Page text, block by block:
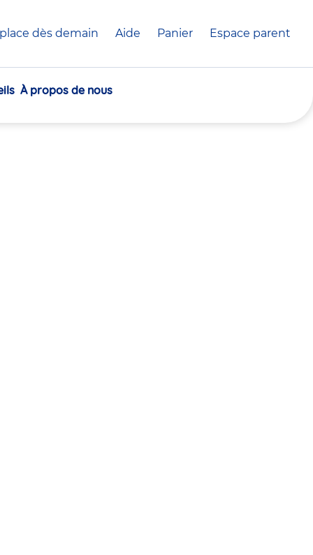
dès demain Aide Panier crèche(s)
Espace parent
À propos de nous
30
30